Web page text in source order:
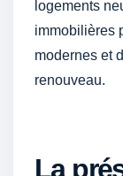
logements
immobilières
modernes et
renouveau.
La